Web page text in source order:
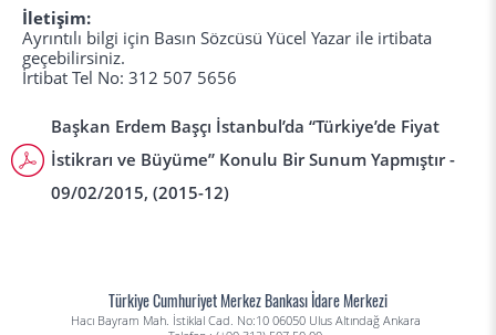
İletişim:
Ayrıntılı bilgi için Basın Sözcüsü Yücel Yazar ile irtibata
geçebilirsiniz.
İrtibat Tel No: 312 507 5656
Başkan Erdem Başçı İstanbul’da “Türkiye’de Fiyat
İstikrarı ve Büyüme” Konulu Bir Sunum Yapmıştır -
09/02/2015, (2015-12)
Türkiye Cumhuriyet Merkez Bankası İdare Merkezi
Hacı Bayram Mah. İstiklal Cad. No:10 06050 Ulus Altındağ Ankara